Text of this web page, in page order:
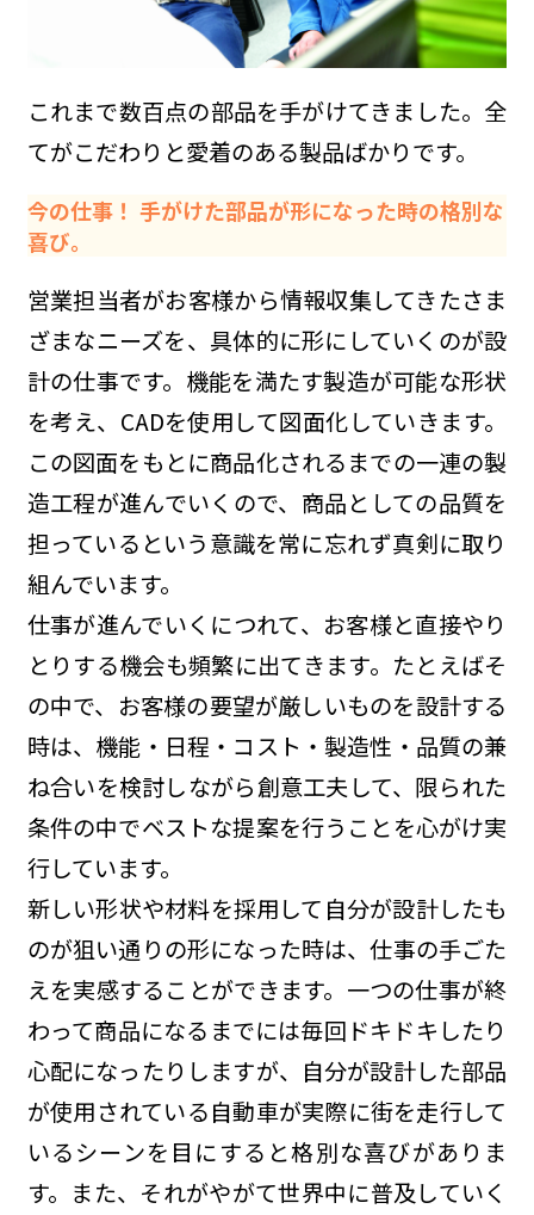
これまで数百点の部品を手がけてきました。全
てがこだわりと愛着のある製品ばかりです。
今の仕事！ 手がけた部品が形になった時の格別な
喜び。
営業担当者がお客様から情報収集してきたさま
ざまなニーズを、具体的に形にしていくのが設
計の仕事です。機能を満たす製造が可能な形状
を考え、CADを使用して図面化していきます。
この図面をもとに商品化されるまでの一連の製
造工程が進んでいくので、商品としての品質を
担っているという意識を常に忘れず真剣に取り
組んでいます。
仕事が進んでいくにつれて、お客様と直接やり
とりする機会も頻繁に出てきます。たとえばそ
の中で、お客様の要望が厳しいものを設計する
時は、機能・日程・コスト・製造性・品質の兼
ね合いを検討しながら創意工夫して、限られた
条件の中でベストな提案を行うことを心がけ実
行しています。
新しい形状や材料を採用して自分が設計したも
のが狙い通りの形になった時は、仕事の手ごた
えを実感することができます。一つの仕事が終
わって商品になるまでには毎回ドキドキしたり
心配になったりしますが、自分が設計した部品
が使用されている自動車が実際に街を走行して
いるシーンを目にすると格別な喜びがありま
す。また、それがやがて世界中に普及していく